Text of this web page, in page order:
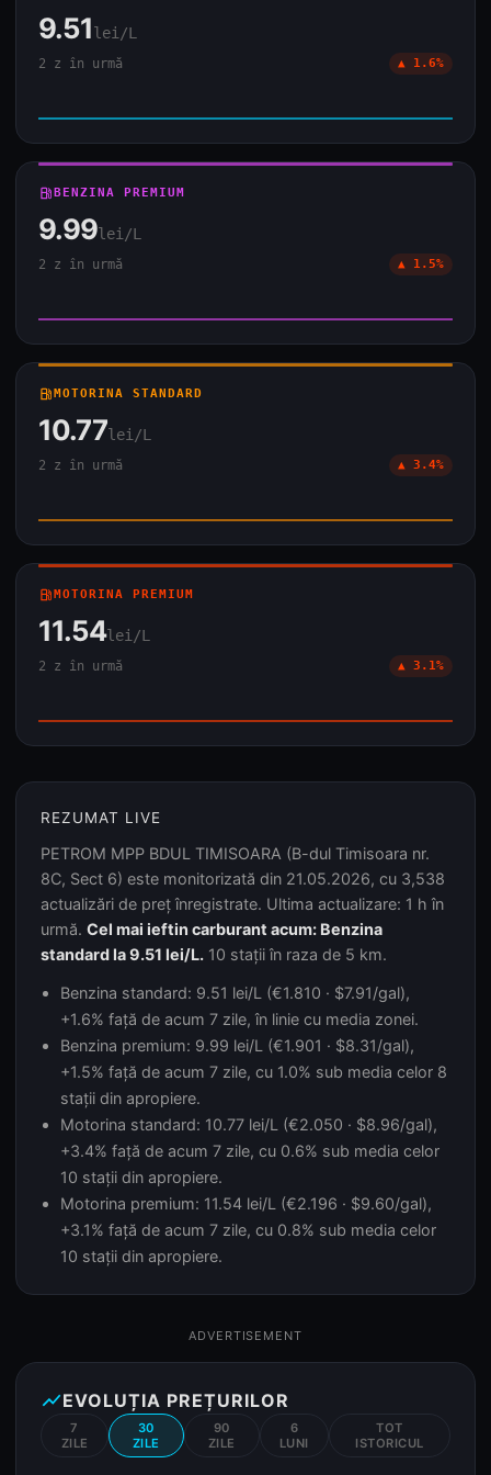
9.51lei/L
2 z în urmă ▲ 1.6%
local_gas_stationBENZINA PREMIUM
9.99lei/L
2 z în urmă ▲ 1.5%
local_gas_stationMOTORINA STANDARD
10.77lei/L
2 z în urmă ▲ 3.4%
local_gas_stationMOTORINA PREMIUM
11.54lei/L
2 z în urmă ▲ 3.1%
REZUMAT LIVE
PETROM MPP BDUL TIMISOARA (B-dul Timisoara nr.
8C, Sect 6) este monitorizată din 21.05.2026, cu 3,538
actualizări de preț înregistrate. Ultima actualizare: 1 h în
urmă. Cel mai ieftin carburant acum: Benzina
standard la 9.51 lei/L. 10 stații în raza de 5 km.
Benzina standard: 9.51 lei/L (€1.810 · $7.91/gal),
+1.6% față de acum 7 zile, în linie cu media zonei.
Benzina premium: 9.99 lei/L (€1.901 · $8.31/gal),
+1.5% față de acum 7 zile, cu 1.0% sub media celor 8
stații din apropiere.
Motorina standard: 10.77 lei/L (€2.050 · $8.96/gal),
+3.4% față de acum 7 zile, cu 0.6% sub media celor
10 stații din apropiere.
Motorina premium: 11.54 lei/L (€2.196 · $9.60/gal),
+3.1% față de acum 7 zile, cu 0.8% sub media celor
10 stații din apropiere.
ADVERTISEMENT
show_chartEVOLUȚIA PREȚURILOR
7
ZILE
30
ZILE
90
ZILE
6
LUNI
TOT
ISTORICUL